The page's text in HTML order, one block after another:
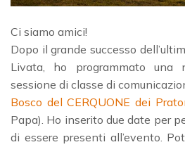
Ci siamo amici!
Dopo il grande successo
Livata, ho programmato una
sessione di classe di
Bosco del CERQUONE dei
Papa). Ho inserito due date per
di essere presenti all’evento.